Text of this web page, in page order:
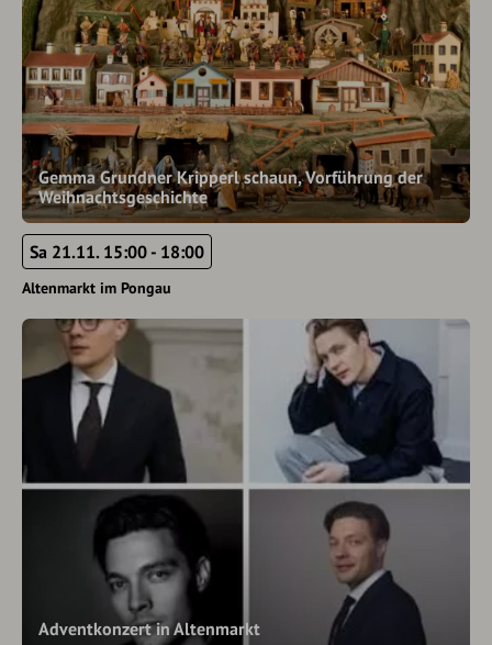
Gemma Grundner Kripperl schaun, Vorführung der
Weihnachtsgeschichte
Sa 21.11. 15:00 - 18:00
Altenmarkt im Pongau
Adventkonzert in Altenmarkt